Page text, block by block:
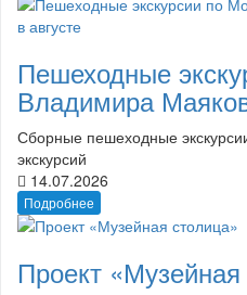
Пешеходные
Владимира
Сборные пешеходные
экскурсий
14.07.2026
Подробнее
Проект «Музейная